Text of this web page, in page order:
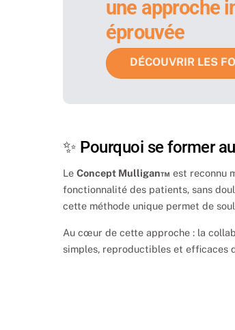
une approche
éprouvée
DÉCOUVRIR LES
✨ Pourquoi se former
Le Concept Mulligan™ est reconnu
fonctionnalité des patients, sans
cette méthode unique permet de
Au cœur de cette approche : la
simples, reproductibles et efficaces